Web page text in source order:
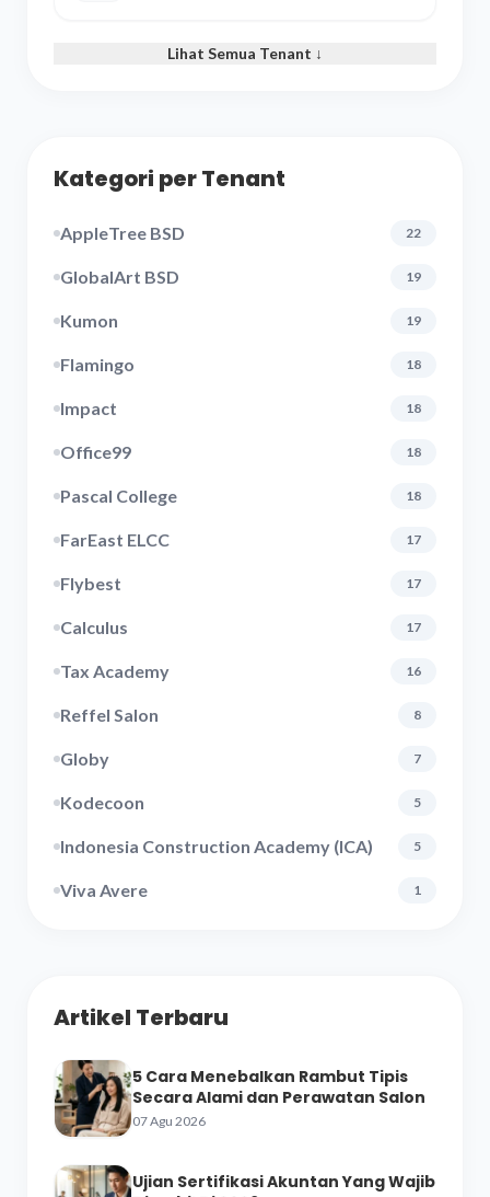
Lihat Semua Tenant ↓
Kategori per Tenant
AppleTree BSD 22
GlobalArt BSD 19
Kumon 19
Flamingo 18
Impact 18
Office99 18
Pascal College 18
FarEast ELCC 17
Flybest 17
Calculus 17
Tax Academy 16
Reffel Salon 8
Globy 7
Kodecoon 5
Indonesia Construction Academy (ICA) 5
Viva Avere 1
Artikel Terbaru
5 Cara Menebalkan Rambut Tipis
Secara Alami dan Perawatan Salon
07 Agu 2026
Ujian Sertifikasi Akuntan Yang Wajib